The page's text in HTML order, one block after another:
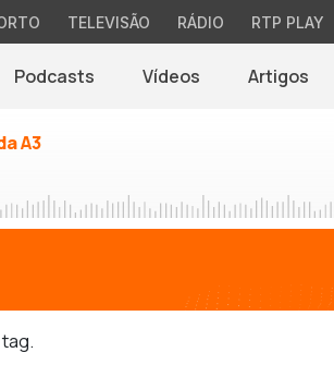
TELEVISÃO RÁDIO RTP PLAY
Podcasts Vídeos Artigos
A3